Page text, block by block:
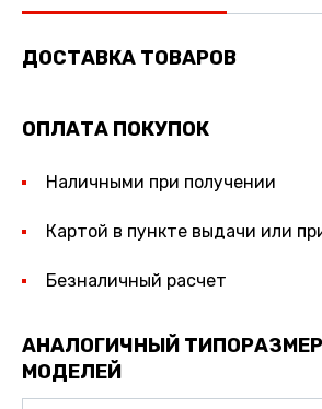
ДОСТАВКА ТОВАРОВ
ОПЛАТА ПОКУПОК
Наличными при получении
Картой в пункте выдачи или
Безналичный расчет
АНАЛОГИЧНЫЙ
МОДЕЛЕЙ